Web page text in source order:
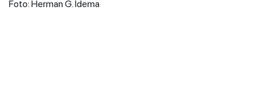
Foto: Herman G. Idema